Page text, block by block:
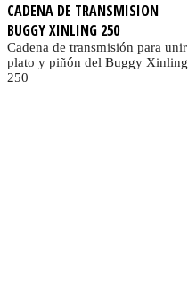
CADENA DE TRANSMISION
BUGGY XINLING 250
Cadena de transmisión para unir
plato y piñón del Buggy Xinling
250